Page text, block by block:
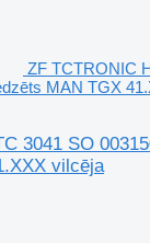
ZF TCTRONIC
MAN TGX
3041 SO
vilcēja